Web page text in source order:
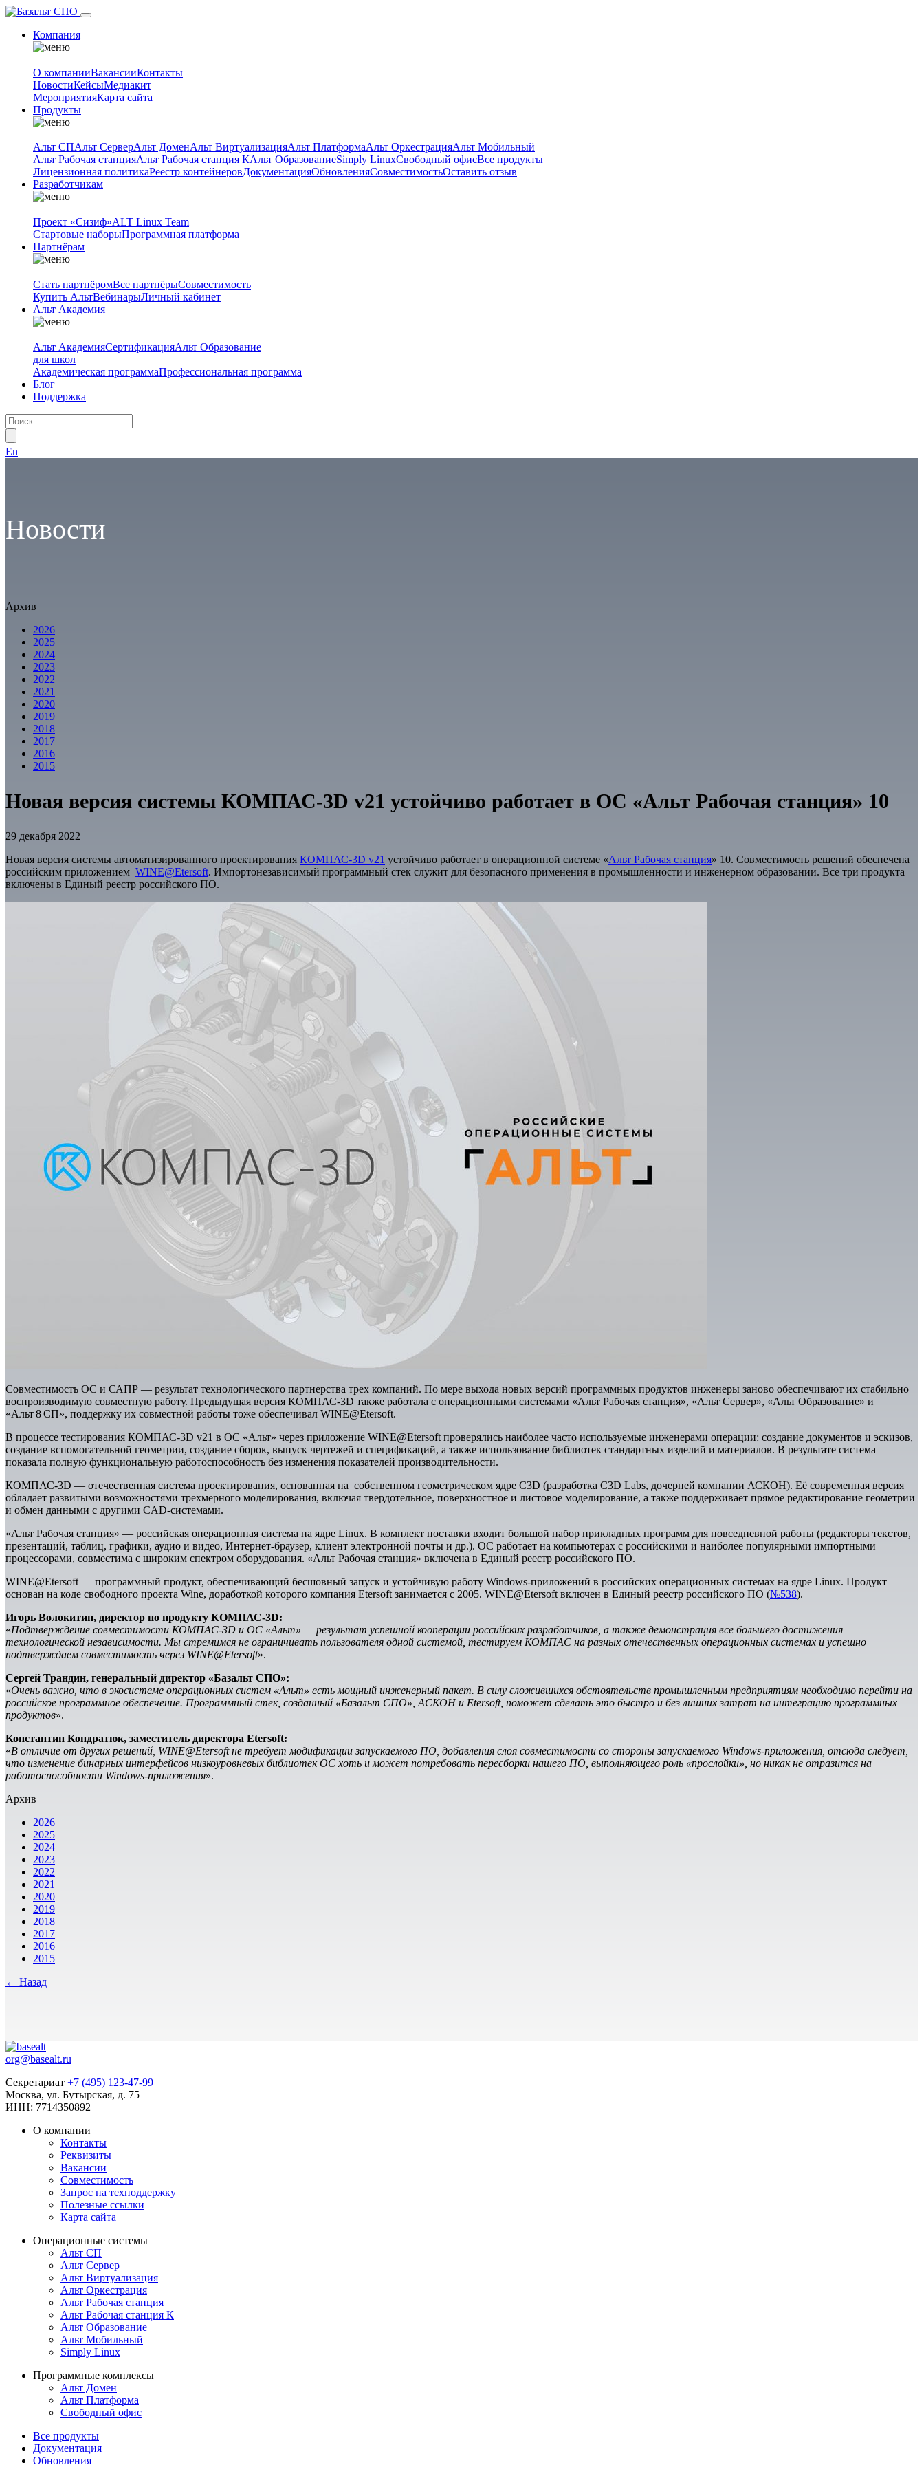
Компания
О компанииВакансииКонтакты
НовостиКейсыМедиакит
МероприятияКарта сайта
Продукты
Альт СПАльт СерверАльт ДоменАльт ВиртуализацияАльт ПлатформаАльт ОркестрацияАльт Мобильный
Альт Рабочая станцияАльт Рабочая станция КАльт ОбразованиеSimply LinuxСвободный офисВсе продукты
Лицензионная политикаРеестр контейнеровДокументацияОбновленияСовместимостьОставить отзыв
Разработчикам
Проект «Сизиф»ALT Linux Team
Стартовые наборыПрограммная платформа
Партнёрам
Стать партнёромВсе партнёрыСовместимость
Купить АльтВебинарыЛичный кабинет
Альт Академия
Альт АкадемияСертификацияАльт Образование
для школ
Академическая программаПрофессиональная программа
Блог
Поддержка
En
Новости
Архив
2026
2025
2024
2023
2022
2021
2020
2019
2018
2017
2016
2015
Новая версия системы КОМПАС-3D v21 устойчиво работает в ОС «Альт Рабочая станция» 10
29 декабря 2022
Новая версия системы автоматизированного проектирования КОМПАС-3D v21 устойчиво работает в операционной системе «Альт Рабочая станция» 10. Совместимость решений обеспечена
российским приложением WINE@Etersoft. Импортонезависимый программный стек служит для безопасного применения в промышленности и инженерном образовании. Все три продукта
включены в Единый реестр российского ПО.
Совместимость ОС и САПР — результат технологического партнерства трех компаний. По мере выхода новых версий программных продуктов инженеры заново обеспечивают их стабильно
воспроизводимую совместную работу. Предыдущая версия КОМПАС-3D также работала с операционными системами «Альт Рабочая станция», «Альт Сервер», «Альт Образование» и
«Альт 8 СП», поддержку их совместной работы тоже обеспечивал WINE@Etersoft.
В процессе тестирования КОМПАС-3D v21 в ОС «Альт» через приложение WINE@Etersoft проверялись наиболее часто используемые инженерами операции: создание документов и эскизов,
создание вспомогательной геометрии, создание сборок, выпуск чертежей и спецификаций, а также использование библиотек стандартных изделий и материалов. В результате система
показала полную функциональную работоспособность без изменения показателей производительности.
КОМПАС-3D — отечественная система проектирования, основанная на собственном геометрическом ядре C3D (разработка C3D Labs, дочерней компании АСКОН). Её современная версия
обладает развитыми возможностями трехмерного моделирования, включая твердотельное, поверхностное и листовое моделирование, а также поддерживает прямое редактирование геометрии
и обмен данными с другими CAD-системами.
«Альт Рабочая станция» — российская операционная система на ядре Linux. В комплект поставки входит большой набор прикладных программ для повседневной работы (редакторы текстов,
презентаций, таблиц, графики, аудио и видео, Интернет-браузер, клиент электронной почты и др.). ОС работает на компьютерах с российскими и наиболее популярными импортными
процессорами, совместима с широким спектром оборудования. «Альт Рабочая станция» включена в Единый реестр российского ПО.
WINE@Etersoft — программный продукт, обеспечивающий бесшовный запуск и устойчивую работу Windows-приложений в российских операционных системах на ядре Linux. Продукт
основан на коде свободного проекта Wine, доработкой которого компания Etersoft занимается с 2005. WINE@Etersoft включен в Единый реестр российского ПО (№538).
Игорь Волокитин, директор по продукту КОМПАС-3D:
«Подтверждение совместимости КОМПАС-3D и ОС «Альт» — результат успешной кооперации российских разработчиков, а также демонстрация все большего достижения
технологической независимости. Мы стремимся не ограничивать пользователя одной системой, тестируем КОМПАС на разных отечественных операционных системах и успешно
подтверждаем совместимость через WINE@Etersoft».
Сергей Трандин, генеральный директор «Базальт СПО»:
«Очень важно, что в экосистеме операционных систем «Альт» есть мощный инженерный пакет. В силу сложившихся обстоятельств промышленным предприятиям необходимо перейти на
российское программное обеспечение. Программный стек, созданный «Базальт СПО», АСКОН и Etersoft, поможет сделать это быстро и без лишних затрат на интеграцию программных
продуктов».
Константин Кондратюк, заместитель директора Etersoft:
«В отличие от других решений, WINE@Etersoft не требует модификации запускаемого ПО, добавления слоя совместимости со стороны запускаемого Windows-приложения, отсюда следует,
что изменение бинарных интерфейсов низкоуровневых библиотек ОС хоть и может потребовать пересборки нашего ПО, выполняющего роль «прослойки», но никак не отразится на
работоспособности Windows-приложения».
Архив
2026
2025
2024
2023
2022
2021
2020
2019
2018
2017
2016
2015
← Назад
org@basealt.ru
Секретариат +7 (495) 123-47-99
Москва, ул. Бутырская, д. 75
ИНН: 7714350892
О компании
Контакты
Реквизиты
Вакансии
Совместимость
Запрос на техподдержку
Полезные ссылки
Карта сайта
Операционные системы
Альт СП
Альт Сервер
Альт Виртуализация
Альт Оркестрация
Альт Рабочая станция
Альт Рабочая станция К
Альт Образование
Альт Мобильный
Simply Linux
Программные комплексы
Альт Домен
Альт Платформа
Свободный офис
Все продукты
Документация
Обновления